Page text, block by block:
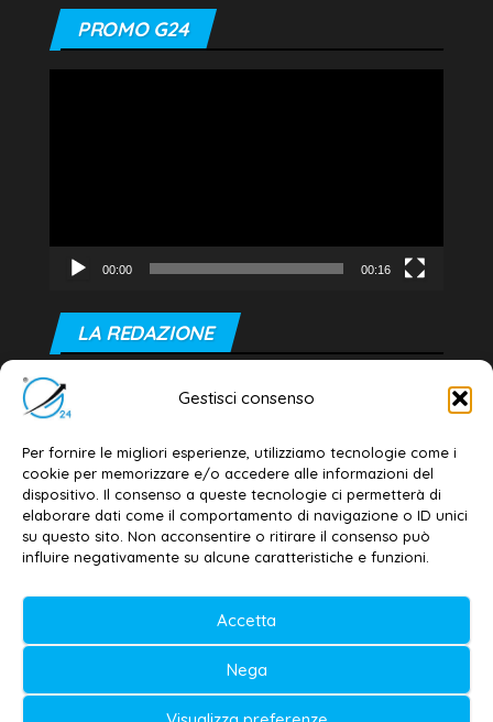
Gestisci consenso
Per fornire le migliori esperienze, utilizziamo tecnologie come i
cookie per memorizzare e/o accedere alle informazioni del
dispositivo. Il consenso a queste tecnologie ci permetterà di
elaborare dati come il comportamento di navigazione o ID unici
su questo sito. Non acconsentire o ritirare il consenso può
influire negativamente su alcune caratteristiche e funzioni.
Accetta
Nega
PROMO G24
00:00 00:16
LA REDAZIONE
Editore e direttore responsabile:
Dott. Daniele G. Masciullo
Email: redazione@galatina24.it
Contatti –Disclaimer
Privacy policy –Cookie policy
Testata iscritta al n. 11/2020 Registro della
Stampa Tribunale di Lecce